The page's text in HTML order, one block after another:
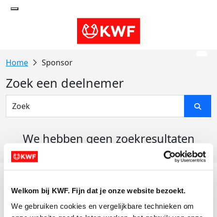
Welkom bij KWF. Fijn dat je onze website bezoekt.
We gebruiken cookies en vergelijkbare technieken om
Sponsor
Zoek een deelnemer
We hebben geen zoekresultaten
Actiematerialen
Evenementen